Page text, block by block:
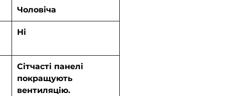
Чоловіча
Ні
Сітчасті панелі
покращують
вентиляцію.